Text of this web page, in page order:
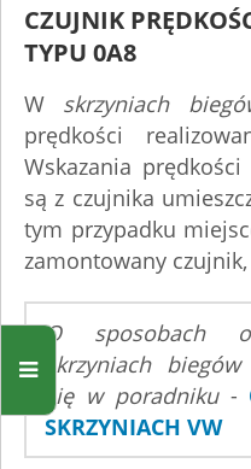
CZUJNIK
TYPU 0A8
W skrzyniach
prędkości
Wskazania
są z czujnika
tym przypadku
zamontowany
O sposobach
skrzyniach
się w poradniku-
SKRZYNIACH VW